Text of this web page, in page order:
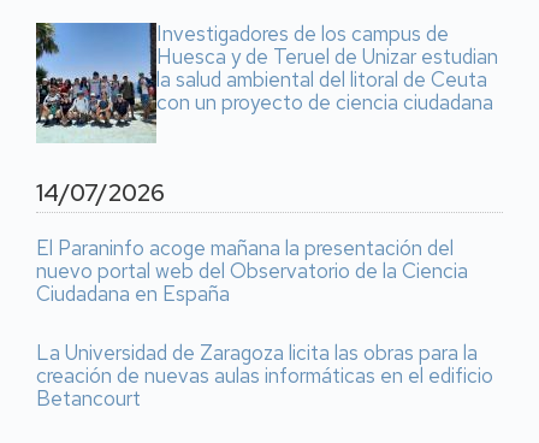
Investigadores de los campus de
Huesca y de Teruel de Unizar estudian
la salud ambiental del litoral de Ceuta
con un proyecto de ciencia ciudadana
14/07/2026
El Paraninfo acoge mañana la presentación del
nuevo portal web del Observatorio de la Ciencia
Ciudadana en España
La Universidad de Zaragoza licita las obras para la
creación de nuevas aulas informáticas en el edificio
Betancourt